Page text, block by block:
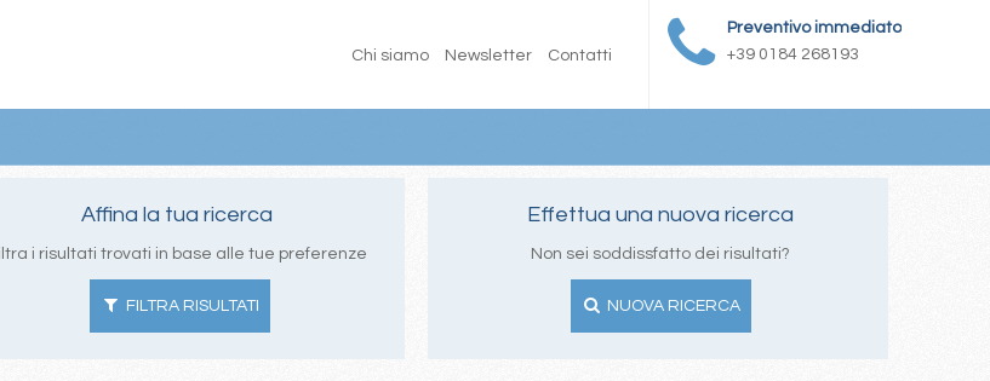
Preventivo immediato
+39 0184 268193
Chi siamo Newsletter Contatti
Affina la tua ricerca
i risultati trovati in base alle tue preferenze
FILTRA RISULTATI
Effettua una nuova ricerca
Non sei soddissfatto dei risultati?
NUOVA RICERCA